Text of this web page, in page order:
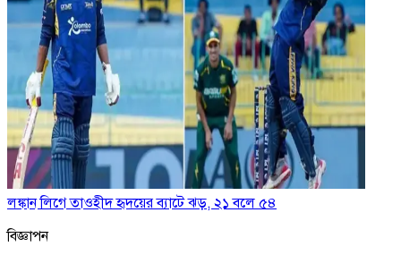
লঙ্কান লিগে তাওহীদ হৃদয়ের ব্যাটে ঝড়, ২১ বলে ৫৪
বিজ্ঞাপন